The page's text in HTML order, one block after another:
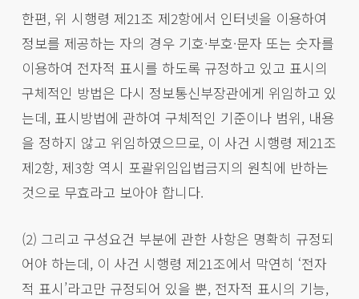
한편, 위 시행령 제21조 제2항에서 인터넷을 이용하여
정보를 제공하는 자의 경우 기호·부호·문자 또는 숫자를
이용하여 전자적 표시를 하도록 규정하고 있고 표시의
구체적인 방법은 다시 정보통신부장관에게 위임하고 있
는데, 표시방법에 관하여 구체적인 기준이나 범위, 내용
을 정하지 않고 위임하였으므로, 이 사건 시행령 제21조
제2항, 제3항 역시 포괄위임입법금지의 원칙에 반하는
것으로 무효라고 보아야 합니다.
(2) 그리고 구성요건 부분에 관한 사항은 명확히 규정되
어야 하는데, 이 사건 시행령 제21조에서 막연히 ‘전자
적 표시’라고만 규정되어 있을 뿐, 전자적 표시의 기능,